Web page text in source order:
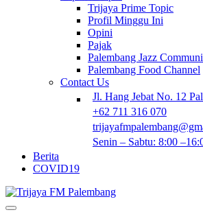
Trijaya Prime Topic
Profil Minggu Ini
Opini
Pajak
Palembang Jazz
Palembang Food Channel
Contact Us
Jl. Hang Jebat No. 12
+62 711 316 070
Senin – Sabtu: 8:00
Berita
COVID19